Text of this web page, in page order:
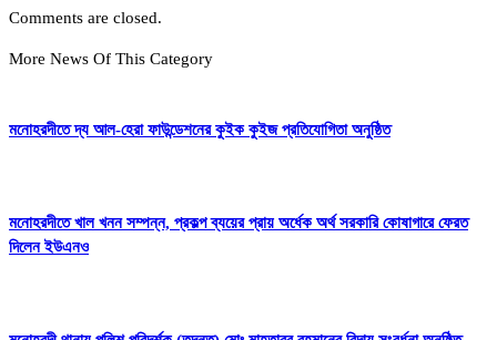
Comments are closed.
More News Of This Category
মনোহরদীতে দ্য আল-হেরা ফাউন্ডেশনের কুইক কুইজ প্রতিযোগিতা অনুষ্ঠিত
মনোহরদীতে খাল খনন সম্পন্ন, প্রকল্প ব্যয়ের প্রায় অর্ধেক অর্থ সরকারি কোষাগারে ফেরত
দিলেন ইউএনও